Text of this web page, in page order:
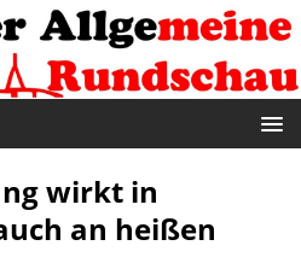
wirkt in
an heißen